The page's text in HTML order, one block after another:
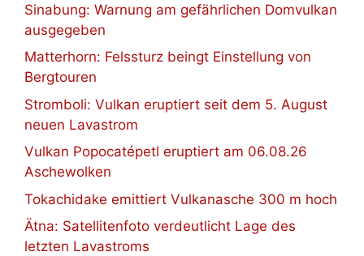
Sinabung: Warnung am gefährlichen Domvulkan
ausgegeben
Matterhorn: Felssturz beingt Einstellung von
Bergtouren
Stromboli: Vulkan eruptiert seit dem 5. August
neuen Lavastrom
Vulkan Popocatépetl eruptiert am 06.08.26
Aschewolken
Tokachidake emittiert Vulkanasche 300 m hoch
Ätna: Satellitenfoto verdeutlicht Lage des
letzten Lavastroms